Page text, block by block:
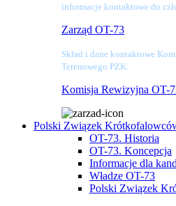
informacje kontaktowe do
Zarząd OT-73
Skład i dane kontaktowe
Terenowego PZK:
Komisja Rewizyjna OT-
Polski Związek
OT-73. Historia
OT-73. Koncepcja
Informacje dla
Władze OT-73
Polski Związek